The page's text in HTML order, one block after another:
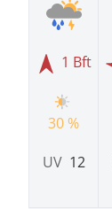
1 Bft
30 %
UV 12